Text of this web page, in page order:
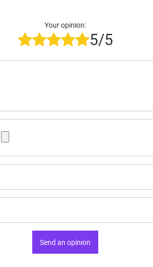
Your opinion:
5/5
Send an opinion